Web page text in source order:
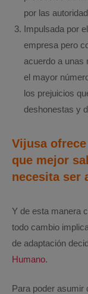
por las
Impulsada por
empresa pero
acuerdo a unas
el mayor
los prejuicios
deshonestas y
Vijusa
que mejor
necesita ser
Y de esta manera
todo cambio
de adaptación
Humano.
Para poder asumir